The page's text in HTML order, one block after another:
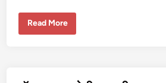
बॉ
Read More